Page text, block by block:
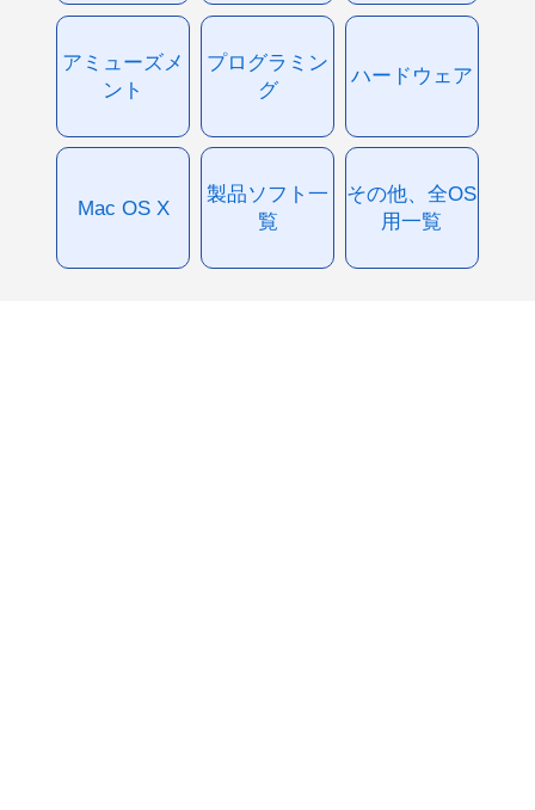
アミューズメ
ント
プログラミン
グ
ハードウェア
Mac OS X
製品ソフト一
覧
その他、全OS
用一覧